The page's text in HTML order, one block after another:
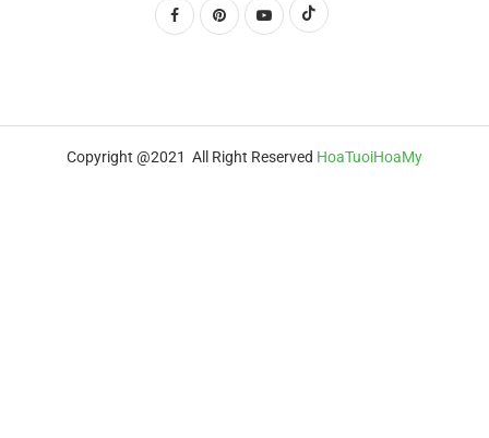
Copyright @2021 All Right Reserved HoaTuoiHoaMy